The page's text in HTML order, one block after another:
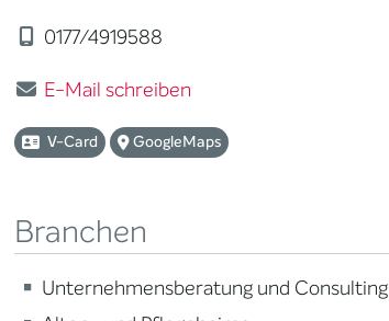
0177/4919588
E-Mail schreiben
V-Card GoogleMaps
Branchen
Unternehmensberatung und Consulting